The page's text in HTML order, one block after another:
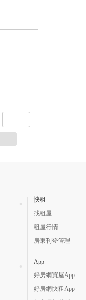
快租
找租屋
租屋行情
房東刊登管理
App
好房網買屋App
好房網快租App